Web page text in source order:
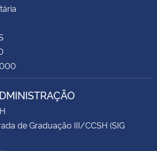
de Graduação III/CCSH (SIG